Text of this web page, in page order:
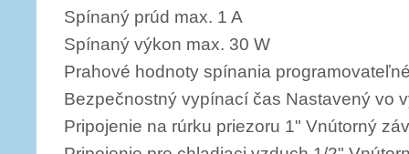
Spínaný prúd max. 1 A
Spínaný výkon max. 30 W
Prahové hodnoty spínania
Bezpečnostný vypínací čas Nastavený vo
Pripojenie na rúrku priezoru 1" Vnútorný